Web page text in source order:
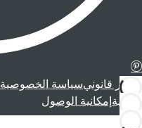
إشعار قانونيسياسة الخصوصية
قانونية إمكانية الوصول